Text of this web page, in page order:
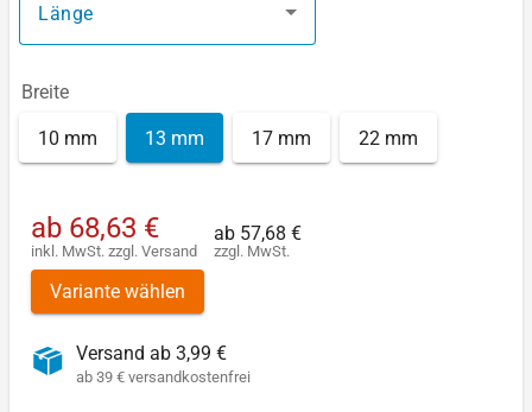
Länge
Breite
10 mm 13 mm 17 mm 22 mm
ab 68,63 €
inkl. MwSt. zzgl. Versand
ab 57,68 €
zzgl. MwSt.
Variante wählen
Versand ab 3,99 €
ab 39 € versandkostenfrei